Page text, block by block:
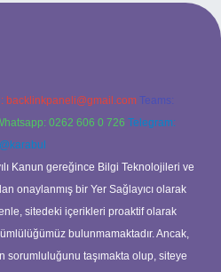
backlinkpaneli@gmail.com Teams:
0262 606 0 726 Telegram:
@karabul
Kanun gereğince Bilgi Teknolojileri ve
onaylanmış bir Yer Sağlayıcı olarak
sitedeki içerikleri proaktif olarak
bulunmamaktadır. Ancak,
sorumluluğunu taşımakta olup, siteye